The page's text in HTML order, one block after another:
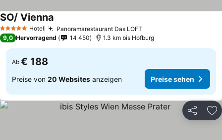
5 Sterne Hotel Panoramarestaurant Das LOFT
SO/ Vienna
9,0 Hervorragend 14 450 1.3 km bis Hofburg
Ab € 188
Preise von 20 Websites anzeigen Preise sehen
Teilen